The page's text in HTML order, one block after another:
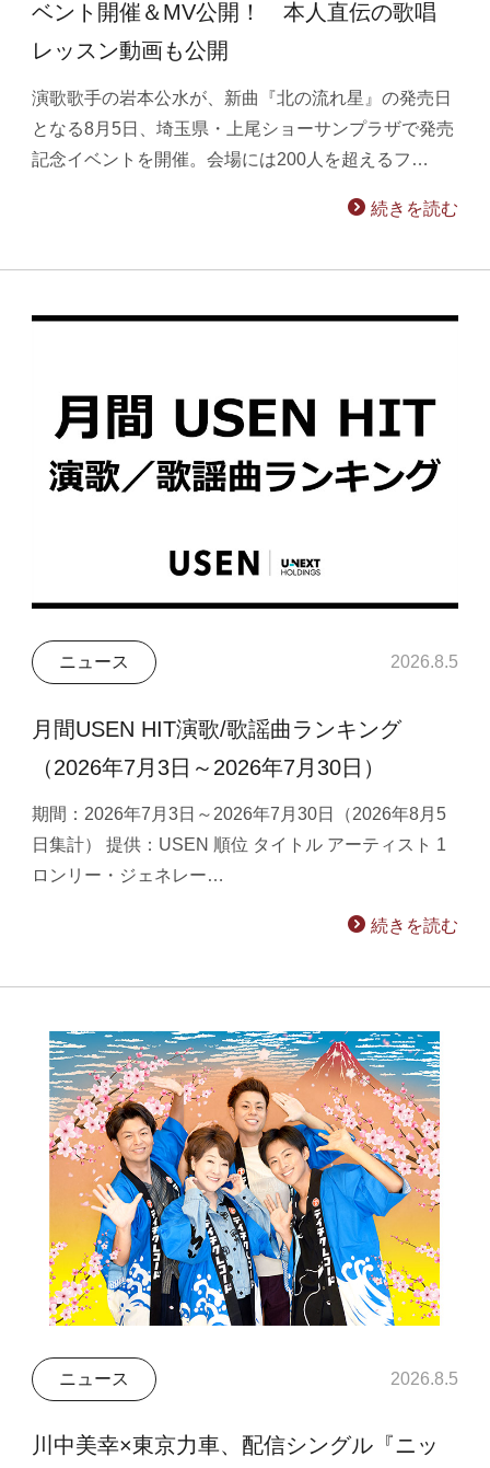
ベント開催＆MV公開！ 本人直伝の歌唱
レッスン動画も公開
演歌歌手の岩本公水が、新曲『北の流れ星』の発売日
となる8月5日、埼玉県・上尾ショーサンプラザで発売
記念イベントを開催。会場には200人を超えるフ…
続きを読む
ニュース 2026.8.5
月間USEN HIT演歌/歌謡曲ランキング
（2026年7月3日～2026年7月30日）
期間：2026年7月3日～2026年7月30日（2026年8月5
日集計） 提供：USEN 順位 タイトル アーティスト 1
ロンリー・ジェネレー…
続きを読む
ニュース 2026.8.5
川中美幸×東京力車、配信シングル『ニッ